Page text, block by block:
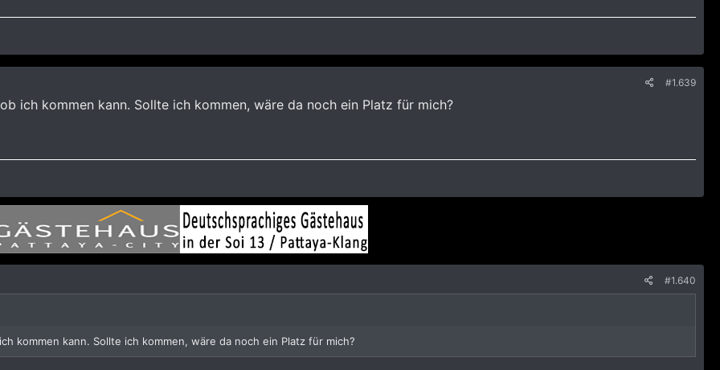
#1.639
ich kommen kann. Sollte ich kommen, wäre da noch ein Platz für mich?
#1.640
kommen kann. Sollte ich kommen, wäre da noch ein Platz für mich?